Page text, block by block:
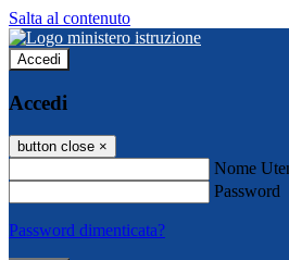
Salta al contenuto
Accedi
Accedi
button close ×
Nome
Password
Password dimenticata?